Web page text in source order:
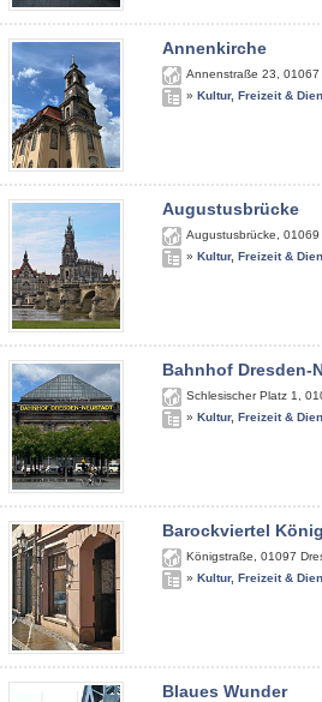
Annenkirche
Annenstraße 23 01067
» Kultur, Freizeit &
Augustusbrücke
Augustusbrücke 01069
» Kultur, Freizeit &
Bahnhof Dresden-
Schlesischer Platz 1
» Kultur, Freizeit &
Barockviertel
Königstraße 01097
» Kultur, Freizeit &
Blaues Wunder